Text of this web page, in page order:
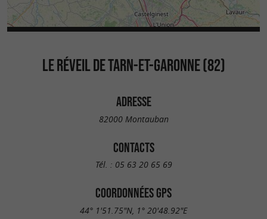
LE RÉVEIL DE TARN-ET-GARONNE (82)
ADRESSE
82000 Montauban
CONTACTS
Tél. : 05 63 20 65 69
COORDONNÉES GPS
44° 1'51.75"N, 1° 20'48.92"E